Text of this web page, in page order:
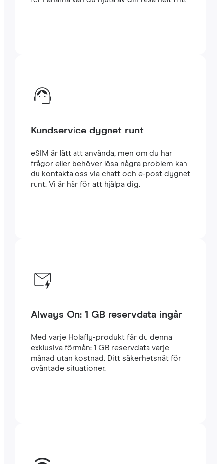
Kundservice dygnet runt
eSIM är lätt att använda, men om du har
frågor eller behöver lösa några problem kan
du kontakta oss via chatt och e-post dygnet
runt. Vi är här för att hjälpa dig.
Always On: 1 GB reservdata ingår
Med varje Holafly-produkt får du denna
exklusiva förmån: 1 GB reservdata varje
månad utan kostnad. Ditt säkerhetsnät för
oväntade situationer.